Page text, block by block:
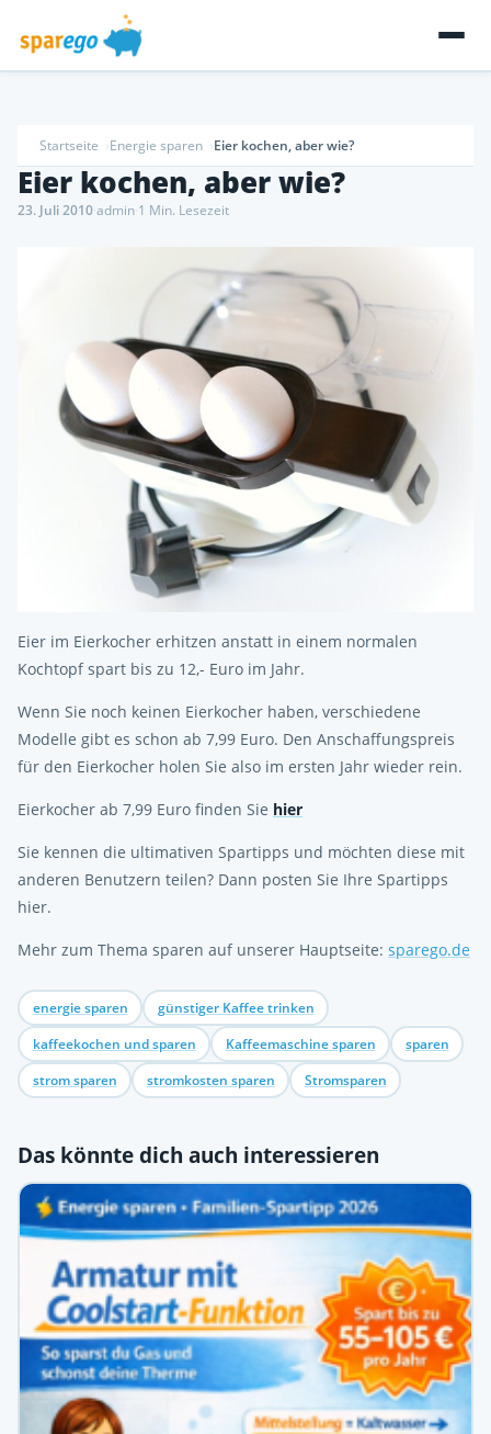
Startseite Energie sparen Eier kochen, aber wie?
Eier kochen, aber wie?
23. Juli 2010·admin·1 Min. Lesezeit
Eier im Eierkocher erhitzen anstatt in einem normalen
Kochtopf spart bis zu 12,- Euro im Jahr.
Wenn Sie noch keinen Eierkocher haben, verschiedene
Modelle gibt es schon ab 7,99 Euro. Den Anschaffungspreis
für den Eierkocher holen Sie also im ersten Jahr wieder rein.
Eierkocher ab 7,99 Euro finden Sie hier
Sie kennen die ultimativen Spartipps und möchten diese mit
anderen Benutzern teilen? Dann posten Sie Ihre Spartipps
hier.
Mehr zum Thema sparen auf unserer Hauptseite: sparego.de
energie sparen günstiger Kaffee trinken
kaffeekochen und sparen Kaffeemaschine sparen sparen
strom sparen stromkosten sparen Stromsparen
Das könnte dich auch interessieren